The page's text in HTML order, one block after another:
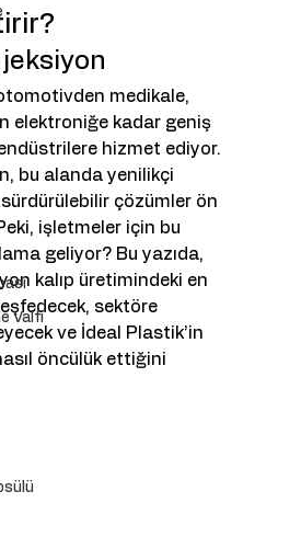
Valfi
medikale,
elektroniğe kadar geniş
hizmet ediyor.
bu alanda yenilikçi
çözümler ön
işletmeler için bu
geliyor? Bu yazıda,
kalıp üretimindeki en
sektöre
ve İdeal Plastik’in
öncülük ettiğini